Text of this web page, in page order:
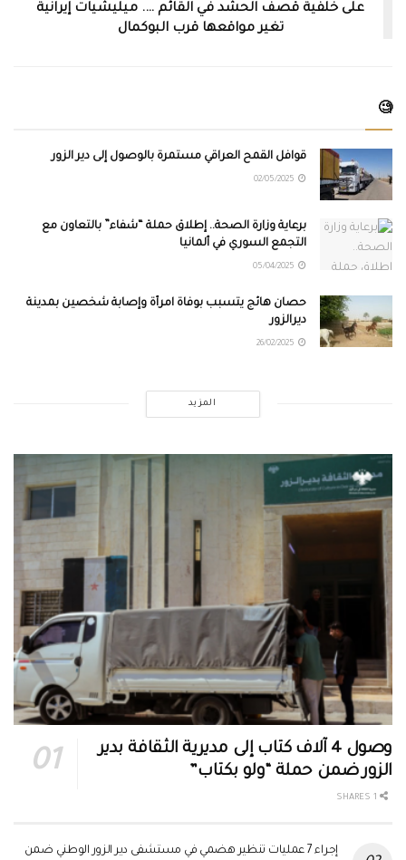
على خلفية قصف الحشد في القائم …. ميليشيات إيرانية
تغير مواقعها قرب البوكمال
🧐
قوافل القمح العراقي مستمرة بالوصول إلى دير الزور
برعاية وزارة الصحة.. إطلاق حملة “شفاء” بالتعاون مع
التجمع السوري في ألمانيا
حصان هائج يتسبب بوفاة امرأة وإصابة شخصين بمدينة
ديرالزور
المزيد
وصول 4 آلاف كتاب إلى مديرية الثقافة بدير
الزور ضمن حملة “ولو بكتاب”
إجراء 7 عمليات تنظير هضمي في مستشفى دير الزور الوطني ضمن